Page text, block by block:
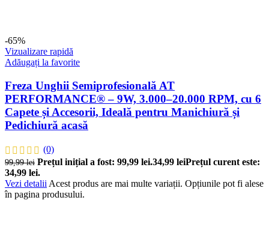
-65%
Vizualizare rapidă
Adăugați la favorite
Freza Unghii Semiprofesională AT
PERFORMANCE® – 9W, 3.000–20.000 RPM, cu 6
Capete și Accesorii, Ideală pentru Manichiură și
Pedichiură acasă
(0)
99,99lei Prețul inițial a fost: 99,99 lei.34,99 leiPrețul curent este:
34,99 lei.
Vezi detalii Acest produs are mai multe variații. Opțiunile pot fi alese
în pagina produsului.